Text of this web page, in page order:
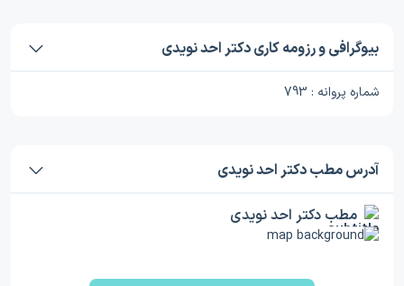
بیوگرافی و رزومه کاری دکتر احد نویدی
شماره پروانه : 793
آدرس مطب دکتر احد نویدی
مطب دکتر احد نویدی